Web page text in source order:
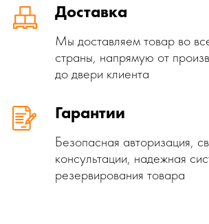
Доставка
Мы доставляем товар во
страны, напрямую от
до двери клиента
Гарантии
Безопасная авторизация,
консультации, надежная
резервирования товара